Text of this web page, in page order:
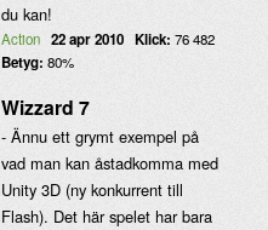
du kan!
Action 22 apr 2010 Klick: 76 482
Betyg: 80%
Wizzard 7
- Ännu ett grymt exempel på
vad man kan åstadkomma med
Unity 3D (ny konkurrent till
Flash). Det här spelet har bara